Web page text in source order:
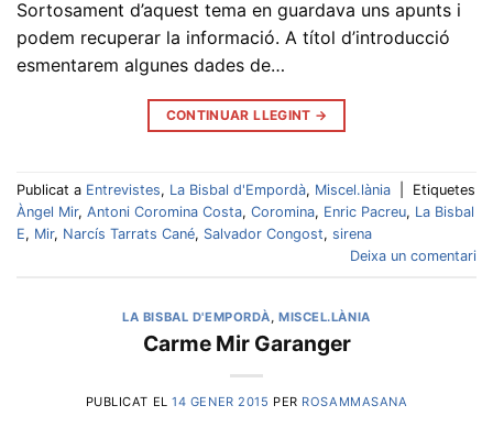
Sortosament d’aquest tema en guardava uns apunts i
podem recuperar la informació. A títol d’introducció
esmentarem algunes dades de…
CONTINUAR LLEGINT →
Publicat a Entrevistes, La Bisbal d'Empordà, Miscel.lània
Etiquetes
Àngel Mir, Antoni Coromina Costa, Coromina, Enric Pacreu, La Bisbal
E, Mir, Narcís Tarrats Cané, Salvador Congost, sirena
Deixa un comentari
LA BISBAL D'EMPORDÀ,MISCEL.LÀNIA
Carme Mir Garanger
PUBLICAT EL14 GENER 2015 PER ROSAMMASANA